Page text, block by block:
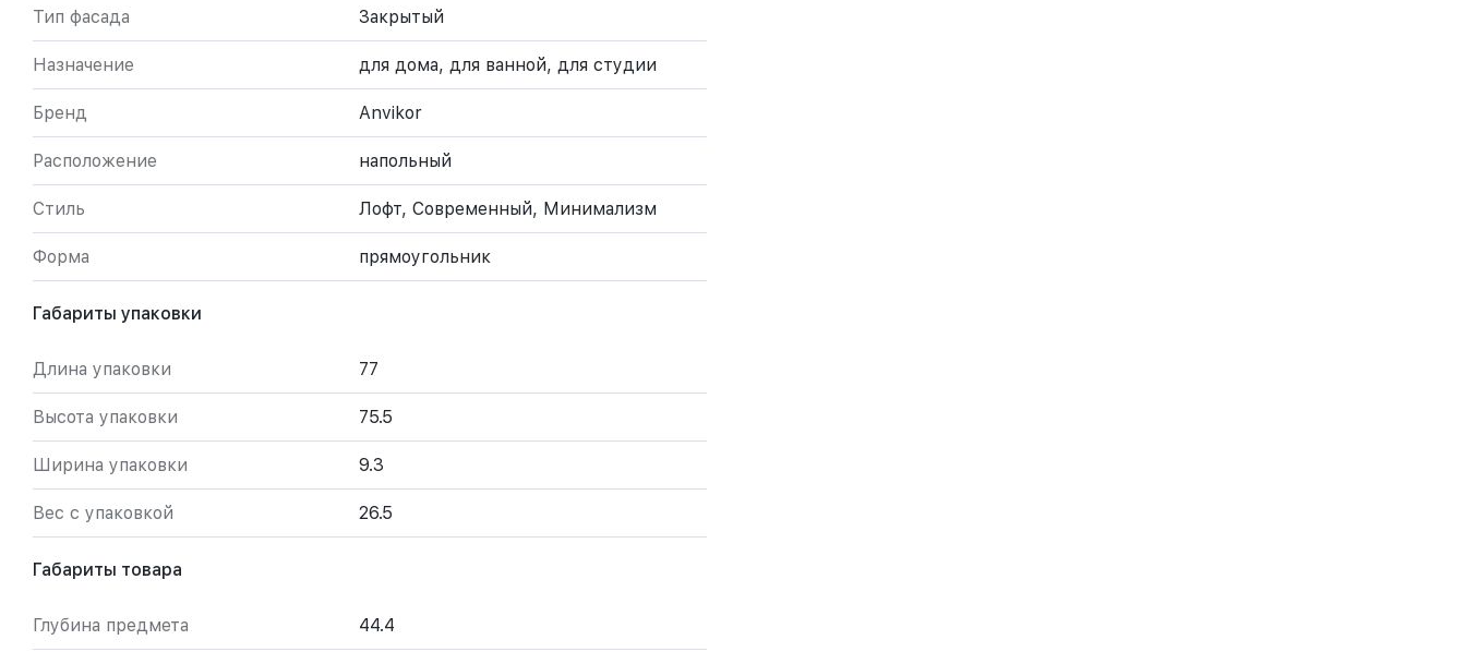
Тип фасада Закрытый
Назначение для дома, для ванной, для студии
Бренд Anvikor
Расположение напольный
Стиль Лофт, Современный, Минимализм
Форма прямоугольник
Габариты упаковки
Длина упаковки 77
Высота упаковки 75.5
Ширина упаковки 9.3
Вес с упаковкой 26.5
Габариты товара
Глубина предмета 44.4